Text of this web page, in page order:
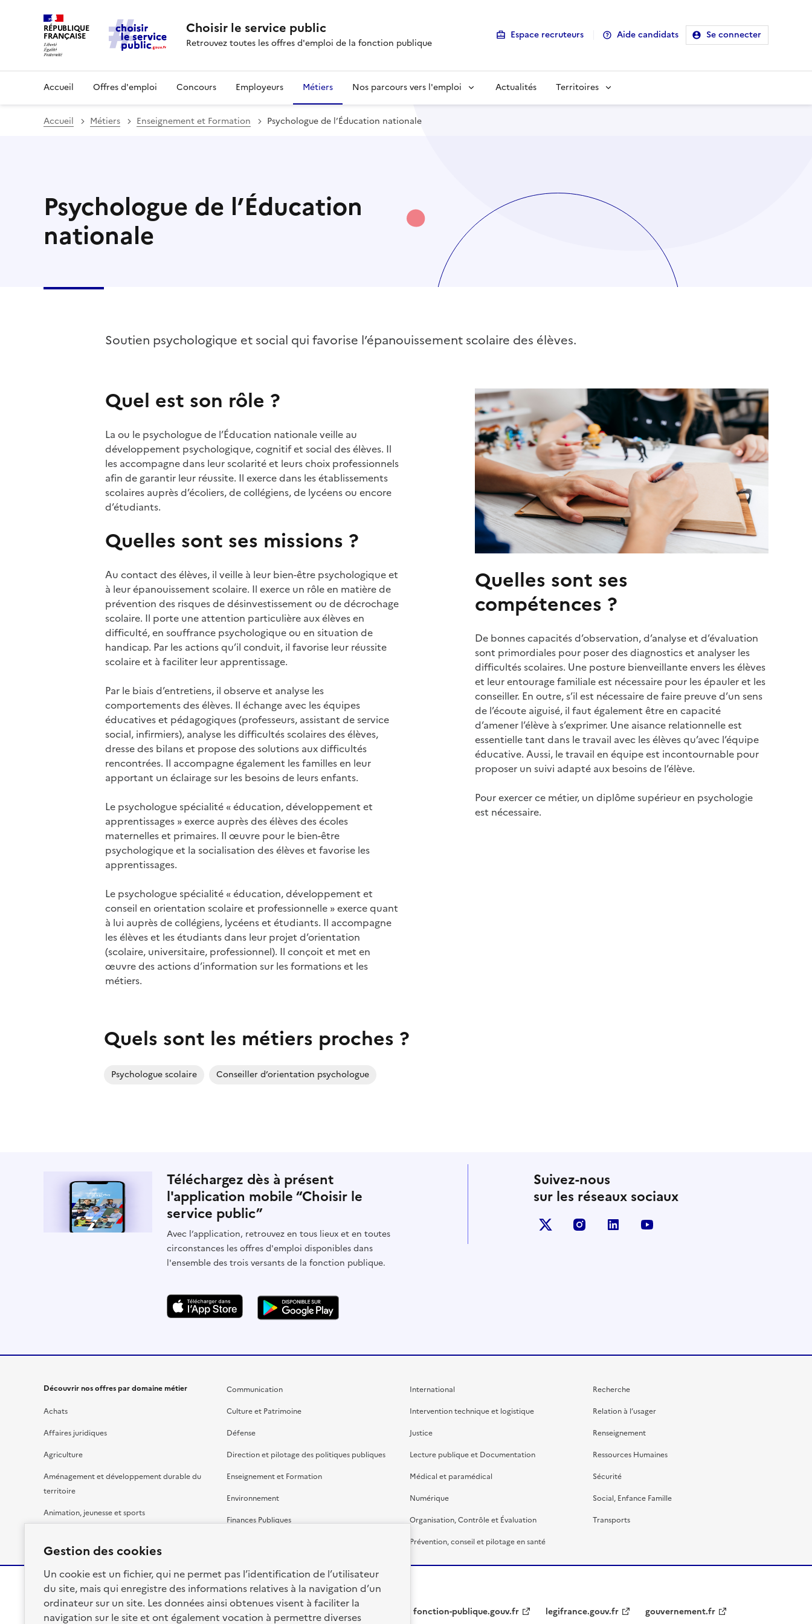
Gestion des cookies
Un cookie est un fichier, qui ne permet pas l’identification de l’utilisateur
du site, mais qui enregistre des informations relatives à la navigation d’un
ordinateur sur un site. Les données ainsi obtenues visent à faciliter la
navigation sur le site et ont également vocation à permettre diverses
RÉPUBLIQUE
FRANÇAISE Choisir le service public
Retrouvez toutes les offres d'emploi de la fonction publique
Espace recruteurs Aide candidats Se connecter
Accueil Offres d'emploi Concours Employeurs Métiers Nos parcours vers l'emploi Actualités Territoires
Accueil Métiers Enseignement et Formation Psychologue de l’Éducation nationale
Psychologue de l’Éducation
nationale
Soutien psychologique et social qui favorise l’épanouissement scolaire des élèves.
Quel est son rôle ?
La ou le psychologue de l’Éducation nationale veille au
développement psychologique, cognitif et social des élèves. Il
les accompagne dans leur scolarité et leurs choix professionnels
afin de garantir leur réussite. Il exerce dans les établissements
scolaires auprès d’écoliers, de collégiens, de lycéens ou encore
d’étudiants.
Quelles sont ses missions ?
Au contact des élèves, il veille à leur bien-être psychologique et
à leur épanouissement scolaire. Il exerce un rôle en matière de
prévention des risques de désinvestissement ou de décrochage
scolaire. Il porte une attention particulière aux élèves en
difficulté, en souffrance psychologique ou en situation de
handicap. Par les actions qu’il conduit, il favorise leur réussite
scolaire et à faciliter leur apprentissage.
Par le biais d’entretiens, il observe et analyse les
comportements des élèves. Il échange avec les équipes
éducatives et pédagogiques (professeurs, assistant de service
social, infirmiers), analyse les difficultés scolaires des élèves,
dresse des bilans et propose des solutions aux difficultés
rencontrées. Il accompagne également les familles en leur
apportant un éclairage sur les besoins de leurs enfants.
Le psychologue spécialité « éducation, développement et
apprentissages » exerce auprès des élèves des écoles
maternelles et primaires. Il œuvre pour le bien-être
psychologique et la socialisation des élèves et favorise les
apprentissages.
Le psychologue spécialité « éducation, développement et
conseil en orientation scolaire et professionnelle » exerce quant
à lui auprès de collégiens, lycéens et étudiants. Il accompagne
les élèves et les étudiants dans leur projet d’orientation
(scolaire, universitaire, professionnel). Il conçoit et met en
œuvre des actions d’information sur les formations et les
métiers.
Quelles sont ses
compétences ?
De bonnes capacités d’observation, d’analyse et d’évaluation
sont primordiales pour poser des diagnostics et analyser les
difficultés scolaires. Une posture bienveillante envers les élèves
et leur entourage familiale est nécessaire pour les épauler et les
conseiller. En outre, s’il est nécessaire de faire preuve d’un sens
de l’écoute aiguisé, il faut également être en capacité
d’amener l’élève à s’exprimer. Une aisance relationnelle est
essentielle tant dans le travail avec les élèves qu’avec l’équipe
éducative. Aussi, le travail en équipe est incontournable pour
proposer un suivi adapté aux besoins de l’élève.
Pour exercer ce métier, un diplôme supérieur en psychologie
est nécessaire.
Quels sont les métiers proches ?
Psychologue scolaire Conseiller d’orientation psychologue
Téléchargez dès à présent
l'application mobile “Choisir le
service public”
Avec l’application, retrouvez en tous lieux et en toutes
circonstances les offres d'emploi disponibles dans
l'ensemble des trois versants de la fonction publique.
Suivez-nous
sur les réseaux sociaux
X (anciennement Twitter)
instagramlinkedin
Découvrir nos offres par domaine métier
Achats
Affaires juridiques
Agriculture
Aménagement et développement durable du
territoire
Animation, jeunesse et sports
Communication
Culture et Patrimoine
Défense
Direction et pilotage des politiques publiques
Enseignement et Formation
Environnement
Finances Publiques
International
Intervention technique et logistique
Justice
Lecture publique et Documentation
Médical et paramédical
Numérique
Organisation, Contrôle et Évaluation
Prévention, conseil et pilotage en santé
Recherche
Relation à l’usager
Renseignement
Ressources Humaines
Sécurité
Social, Enfance Famille
Transports
RÉPUBLIQUE fonction-publique.gouv.fr legifrance.gouv.fr gouvernement.fr